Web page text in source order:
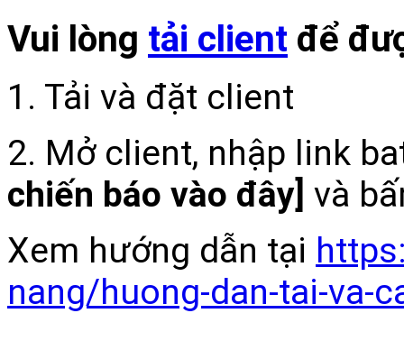
Vui lòng tải client để
1. Tải và đặt client
2. Mở client, nhập link
chiến báo vào đây] và
Xem hướng dẫn tại
nang/huong-dan-tai-va-